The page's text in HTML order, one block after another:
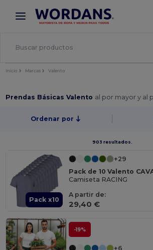
× App de Wordans
¡Mejores precios en app!
Inicio Marcas Valento
Prendas Básicas Valento al por mayor y al
Ordenar por
903 resultados.
Pack x10
+29
Pack de 10 Valento
Camiseta RACING
A partir de:
29,40 €
-19%
+6